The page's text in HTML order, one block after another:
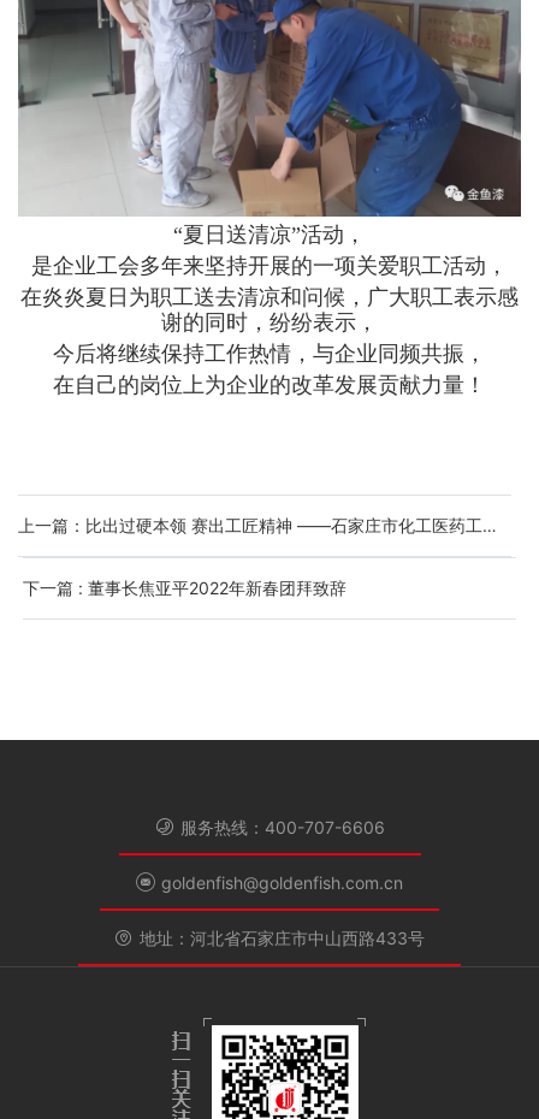
“夏日送清凉”活动，
是企业工会多年来坚持开展的一项关爱职工活动，
在炎炎夏日为职工送去清凉和问候，广大职工表示感
谢的同时，纷纷表示，
今后将继续保持工作热情，与企业同频共振，
在自己的岗位上为企业的改革发展贡献力量！
上一篇：比出过硬本领 赛出工匠精神 ——石家庄市化工医药工会调色师（
下一篇 : 董事长焦亚平2022年新春团拜致辞
服务热线：400-707-6606
goldenfish@goldenfish.com.cn
地址：河北省石家庄市中山西路433号